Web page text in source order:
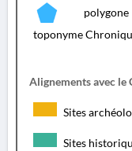
toponyme
Alignements avec le
Sites
Sites